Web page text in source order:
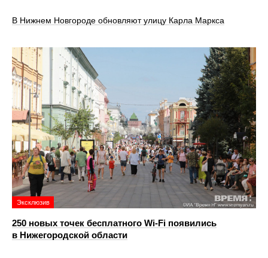
В Нижнем Новгороде обновляют улицу Карла Маркса
Эксклюзив
250 новых точек бесплатного Wi-Fi появились
в Нижегородской области